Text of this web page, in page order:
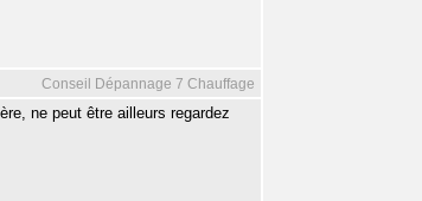
Conseil Dépannage 7 Chauffage
ne peut être ailleurs regardez